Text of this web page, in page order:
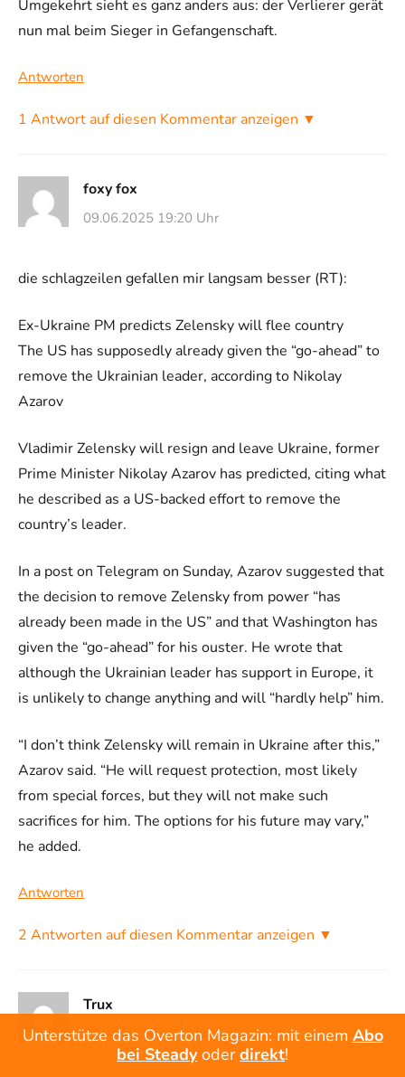
Umgekehrt sieht es ganz anders aus: der Verlierer gerät
nun mal beim Sieger in Gefangenschaft.
Antworten
1 Antwort auf diesen Kommentar anzeigen ▼
foxy fox
09.06.2025 19:20 Uhr
die schlagzeilen gefallen mir langsam besser (RT):
Ex-Ukraine PM predicts Zelensky will flee country
The US has supposedly already given the “go-ahead” to
remove the Ukrainian leader, according to Nikolay
Azarov
Vladimir Zelensky will resign and leave Ukraine, former
Prime Minister Nikolay Azarov has predicted, citing what
he described as a US-backed effort to remove the
country’s leader.
In a post on Telegram on Sunday, Azarov suggested that
the decision to remove Zelensky from power “has
already been made in the US” and that Washington has
given the “go-ahead” for his ouster. He wrote that
although the Ukrainian leader has support in Europe, it
is unlikely to change anything and will “hardly help” him.
“I don’t think Zelensky will remain in Ukraine after this,”
Azarov said. “He will request protection, most likely
from special forces, but they will not make such
sacrifices for him. The options for his future may vary,”
he added.
Antworten
2 Antworten auf diesen Kommentar anzeigen ▼
Trux
09.06.2025 19:42 Uhr
Unterstütze das Overton Magazin: mit einem Abo
bei Steady oderdirekt!